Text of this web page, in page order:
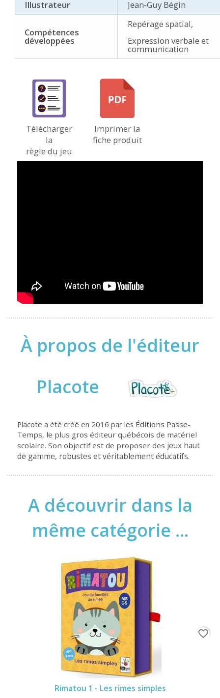
Illustrateur Jean-Guy Bégin
Compétences
développées
Repérage spatial,
Expression verbale et
communication
Télécharger
la
règle du jeu
Imprimer la
fiche produit
À propos de l'éditeur
Placote
Placote a été créé en 2016 par les Éditions Passe-
Temps, le plus gros éditeur québécois de matériel
scolaire. Son objectif est de proposer des jeux haut
de gamme, robustes et véritablement éducatifs.
A découvrir dans la
même catégorie ...
Rimatou 1 - Les rimes simples
favorite_border